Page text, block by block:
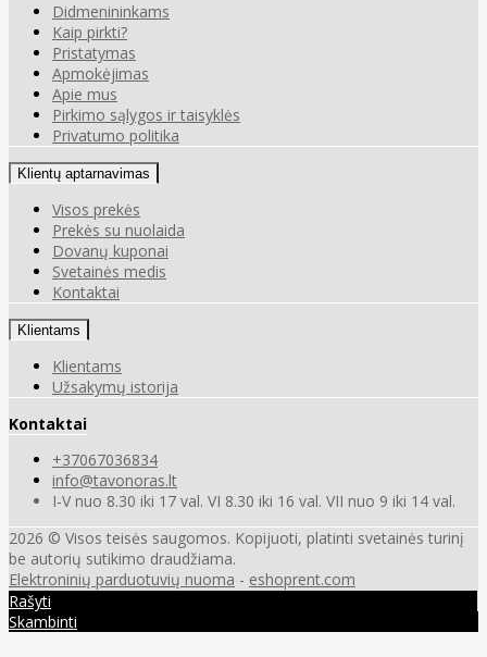
Didmenininkams
Kaip pirkti?
Pristatymas
Apmokėjimas
Apie mus
Pirkimo sąlygos ir taisyklės
Privatumo politika
Klientų aptarnavimas
Visos prekės
Prekės su nuolaida
Dovanų kuponai
Svetainės medis
Kontaktai
Klientams
Klientams
Užsakymų istorija
Kontaktai
+37067036834
info@tavonoras.lt
I-V nuo 8.30 iki 17 val. VI 8.30 iki 16 val. VII nuo 9 iki 14 val.
2026 © Visos teisės saugomos. Kopijuoti, platinti svetainės turinį
be autorių sutikimo draudžiama.
Elektroninių parduotuvių nuoma - eshoprent.com
Rašyti
Skambinti